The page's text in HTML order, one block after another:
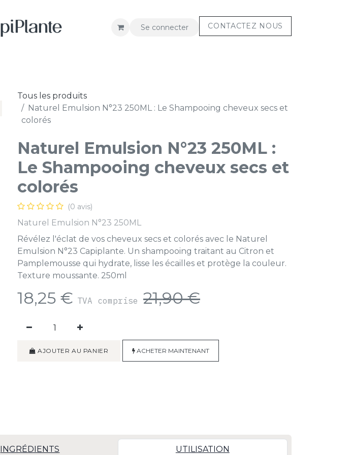
Se connecter CONTACT​​E​​Z NOUS
Tous les produits
Naturel Emulsion N°23 250ML : Le Shampooing cheveux secs et
colorés
Naturel Emulsion N°23 250ML :
Le Shampooing cheveux secs et
colorés
(0 avis)
Naturel Emulsion N°23 250ML
Révélez l'éclat de vos cheveux secs et colorés avec le Naturel
Emulsion N°23 Capiplante. Un shampooing traitant au Citron et
Pamplemousse qui hydrate, lisse les écailles et protège la couleur.
Texture moussante. 250ml
18,25 € TVA comprise 21,90€
AJOUTER AU PANIER ACHETER MAINTENANT
INGRÉDIENTS UTILISATION